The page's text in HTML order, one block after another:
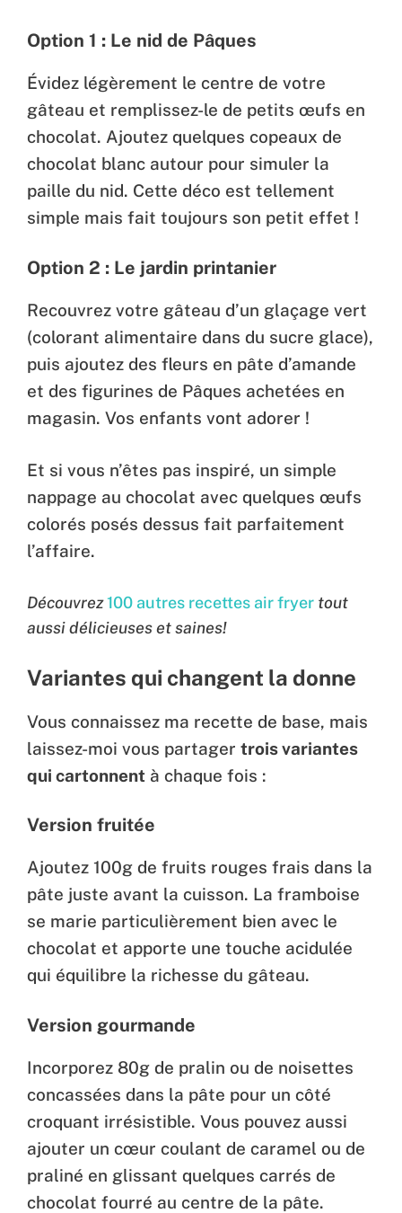
Option 1 : Le nid de Pâques
Évidez légèrement le centre de votre
gâteau et remplissez-le de petits œufs en
chocolat. Ajoutez quelques copeaux de
chocolat blanc autour pour simuler la
paille du nid. Cette déco est tellement
simple mais fait toujours son petit effet !
Option 2 : Le jardin printanier
Recouvrez votre gâteau d’un glaçage vert
(colorant alimentaire dans du sucre glace),
puis ajoutez des fleurs en pâte d’amande
et des figurines de Pâques achetées en
magasin. Vos enfants vont adorer !
Et si vous n’êtes pas inspiré, un simple
nappage au chocolat avec quelques œufs
colorés posés dessus fait parfaitement
l’affaire.
Découvrez100 autres recettes air fryer tout
aussi délicieuses et saines!
Variantes qui changent la donne
Vous connaissez ma recette de base, mais
laissez-moi vous partager trois variantes
qui cartonnent à chaque fois :
Version fruitée
Ajoutez 100g de fruits rouges frais dans la
pâte juste avant la cuisson. La framboise
se marie particulièrement bien avec le
chocolat et apporte une touche acidulée
qui équilibre la richesse du gâteau.
Version gourmande
Incorporez 80g de pralin ou de noisettes
concassées dans la pâte pour un côté
croquant irrésistible. Vous pouvez aussi
ajouter un cœur coulant de caramel ou de
praliné en glissant quelques carrés de
chocolat fourré au centre de la pâte.